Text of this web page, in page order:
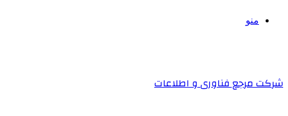
منو
شرکت مرجع فناوری و اطلاعات